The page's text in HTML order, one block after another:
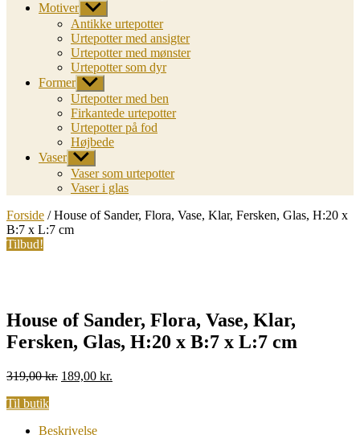
Motiver Vis
undermenu
Antikke urtepotter
Urtepotter med ansigter
Urtepotter med mønster
Urtepotter som dyr
Former Vis
undermenu
Urtepotter med ben
Firkantede urtepotter
Urtepotter på fod
Højbede
Vaser Vis
undermenu
Vaser som urtepotter
Vaser i glas
Forside / House of Sander, Flora, Vase, Klar, Fersken, Glas, H:20 x
B:7 x L:7 cm
Tilbud!
House of Sander, Flora, Vase, Klar,
Fersken, Glas, H:20 x B:7 x L:7 cm
319,00kr. Original
189,00 kr.
Til butik
Beskrivelse